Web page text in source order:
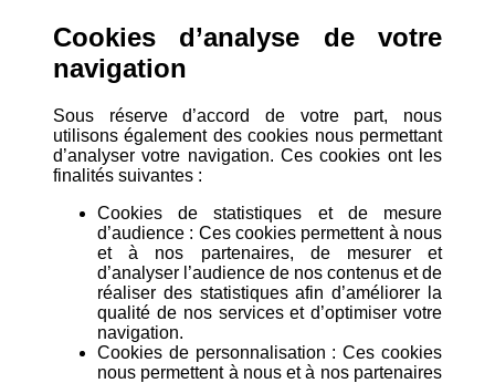
Cookies d’analyse de votre
navigation
Sous réserve d’accord de votre part, nous
utilisons également des cookies nous permettant
d’analyser votre navigation. Ces cookies ont les
finalités suivantes :
Cookies de statistiques et de mesure
d’audience : Ces cookies permettent à nous
et à nos partenaires, de mesurer et
d’analyser l’audience de nos contenus et de
réaliser des statistiques afin d’améliorer la
qualité de nos services et d’optimiser votre
navigation.
Cookies de personnalisation : Ces cookies
nous permettent à nous et à nos partenaires